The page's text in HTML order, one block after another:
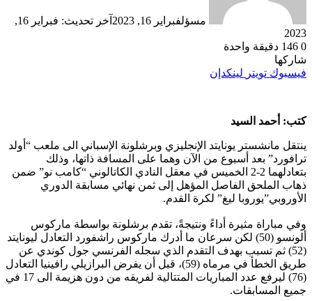
مسؤلفبراير 16, 2023
آخر تحديث: فبراير 16,
2023
0
دقيقة واحدة
شاركها
فيسبوك تويتر لينكدإن
كتب: أحمد السيد
ينتقل مانشستر يونايتد الإنجليزي وبرشلونة الإسباني الى ملعب “أولد
ترافورد” بعد أسبوع من الآن وهما على المسافة ذاتها، وذلك
بتعادلهما 2-2 الخميس في معقل النادي الكاتالوني “كامب نو” ضمن
ذهاب الملحق الفاصل المؤهل إلى ثمن نهائي مسابقة الدوري
الأوروبي”يوروبا ليغ” لكرة القدم.
وفي مباراة مثيرة أداءً ونتيجةً، تقدم برشلونة بواسطة ماركوس
ألونسو (50) لكن سرعان ما أدرك ماركوس راشفورد التعادل ليونايتد
(52) ثم تسبب بهدف التقدم الذي سجله الفرنسي جول كوندي عن
طريق الخطأ في مرماه (59)، قبل أن يفرض البرازيلي رافينيا التعادل
(76) ليرفع عدد المباريات المتتالية لفريقه من دون هزيمة الى 17 في
جميع المسابقات.